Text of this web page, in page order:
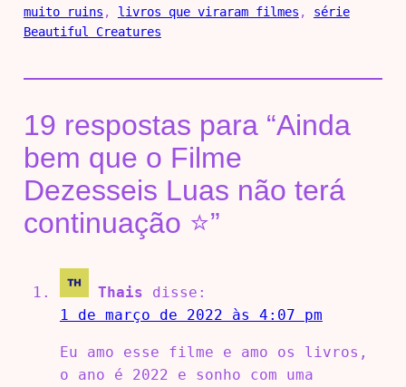
muito ruins , livros que viraram filmes , série
Beautiful Creatures
19 respostas para “Ainda
bem que o Filme
Dezesseis Luas não terá
continuação ⭐”
Thais
disse:
1 de março de 2022 às 4:07 pm
Eu amo esse filme e amo os livros,
o ano é 2022 e sonho com uma